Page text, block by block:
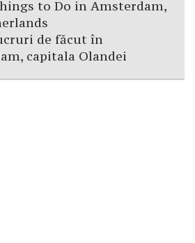
to Do in Amsterdam,
de făcut în
capitala Olandei